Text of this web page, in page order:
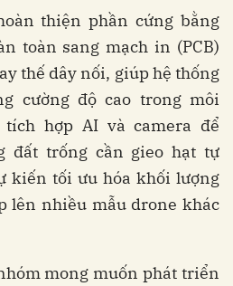
thiện phần cứng bằng
toàn sang mạch in (PCB)
thế dây nối, giúp hệ thống
cường độ cao trong môi
hợp AI và camera để
đất trống cần gieo hạt tự
kiến tối ưu hóa khối lượng
lên nhiều mẫu drone khác
mong muốn phát triển